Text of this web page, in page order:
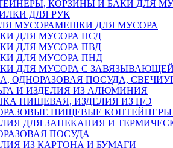
КОРЗИНЫ И БАКИ ДЛЯ
ДЛЯ РУК
МУСОРАМЕШКИ ДЛЯ МУСОРА
ДЛЯ МУСОРА ПСД
ДЛЯ МУСОРА ПВД
ДЛЯ МУСОРА ПНД
ДЛЯ МУСОРА С
ОДНОРАЗОВАЯ ПОСУДА, СВЕЧИ
И ИЗДЕЛИЯ ИЗ АЛЮМИНИЯ
ПИЩЕВАЯ, ИЗДЕЛИЯ ИЗ П/Э
ПИЩЕВЫЕ
ДЛЯ ЗАПЕКАНИЯ И
ПОСУДА
ИЗ КАРТОНА И БУМАГИ